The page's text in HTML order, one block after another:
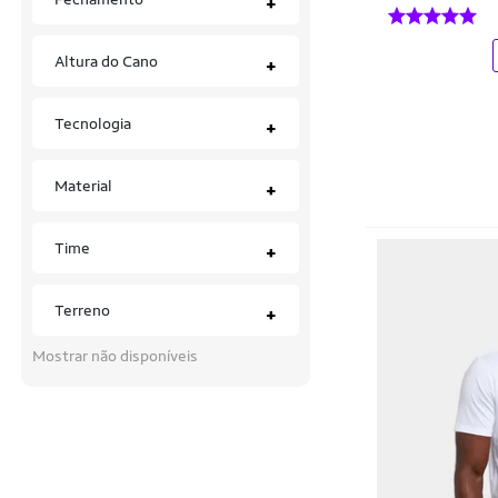
Altura do Cano +
Tecnologia +
Material +
Time +
Terreno +
Mostrar não disponíveis